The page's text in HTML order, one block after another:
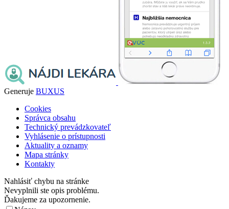
Generuje BUXUS
Cookies
Správca obsahu
Technický prevádzkovateľ
Vyhlásenie o prístupnosti
Aktuality a oznamy
Mapa stránky
Kontakty
Nahlásiť chybu na stránke
Nevyplnili ste opis problému.
Ďakujeme za upozornenie.